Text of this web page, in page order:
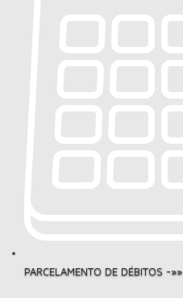
PARCELAMENTO DE DÉBITOS -»»